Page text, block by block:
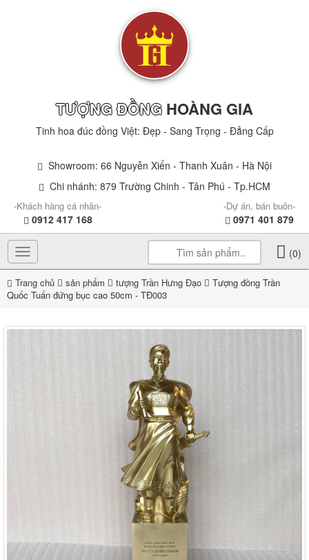
TƯỢNG ĐỒNG HOÀNG GIA
Tinh hoa đúc đồng Việt: Đẹp - Sang Trọng - Đẳng Cấp
Showroom: 66 Nguyễn Xiển - Thanh Xuân - Hà Nội
Chi nhánh: 879 Trường Chinh - Tân Phú - Tp.HCM
-Khách hàng cá nhân-
0912 417 168
-Dự án, bán buôn-
0971 401 879
Toggle
navigation
(0)
Trang chủ sản phẩm tượng Trần Hưng Đạo
Tượng đồng Trần
Quốc Tuấn đứng bục cao 50cm - TĐ003